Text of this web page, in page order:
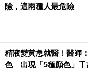
險，這兩種人最危險
精液變黃急就醫！醫師
色 出現「5種顏色」千